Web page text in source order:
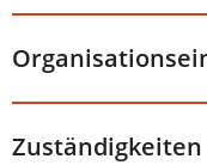
Zuständigkeiten